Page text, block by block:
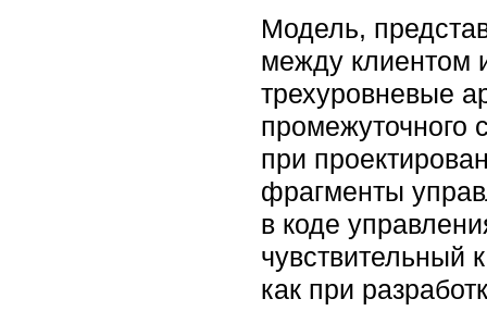
Модель,
между клиентом
трехуровневые
промежуточного
при
фрагменты
в коде
чувствительный
как при